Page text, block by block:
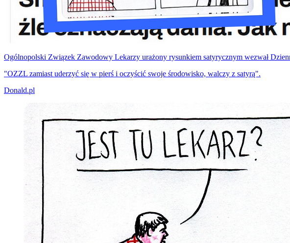
Ogólnopolski Związek Zawodowy Lekarzy urażony rysunkiem satyrycznym wezwał
"OZZL zamiast uderzyć się w pierś i oczyścić swoje środowisko, walczy z satyrą".
Donald.pl